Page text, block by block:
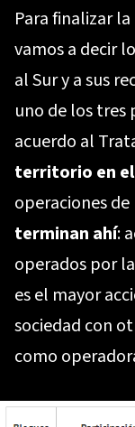
Para finalizar
vamos a decir
al Sur y a sus
uno de los tres
acuerdo al
territorio en
operaciones
terminan ahí:
operados por
es el mayor
sociedad con
como